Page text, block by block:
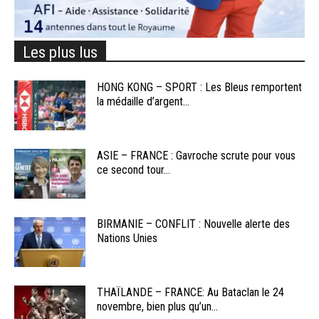
Les plus lus
HONG KONG – SPORT : Les Bleus remportent
la médaille d’argent...
ASIE – FRANCE : Gavroche scrute pour vous
ce second tour...
BIRMANIE – CONFLIT : Nouvelle alerte des
Nations Unies
THAÏLANDE – FRANCE: Au Bataclan le 24
novembre, bien plus qu’un...